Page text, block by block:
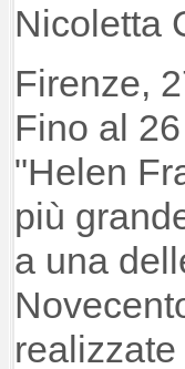
Nicoletta
Firenze,
Fino al
"Helen
più
a una